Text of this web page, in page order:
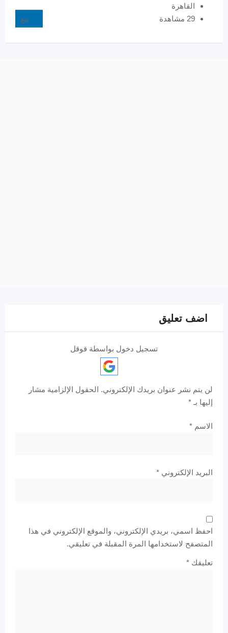
بيع
القاهرة
29 مشاهدة
اضف تعليق
تسجيل دخول بواسطة قوقل
لن يتم نشر عنوان بريدك الإلكتروني. الحقول الإلزامية مشار
إليها بـ *
الاسم *
البريد الإلكتروني *
احفظ اسمي، بريدي الإلكتروني، والموقع الإلكتروني في هذا
المتصفح لاستخدامها المرة المقبلة في تعليقي.
تعليقك *